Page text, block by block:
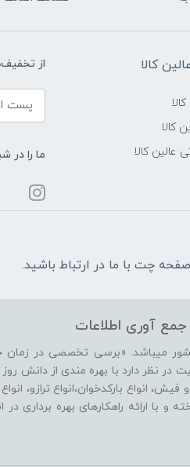
کالا
کالا
عالین کالا
از
ما را در
آوری اطلاعات
میباشد. «برسی تخصصی در زمان
نظر دارد با بهره مندی از دانش روز و
بارکدخوان،انواع ترازو، انواع
و با ارائه راهکارهای بهره برداری